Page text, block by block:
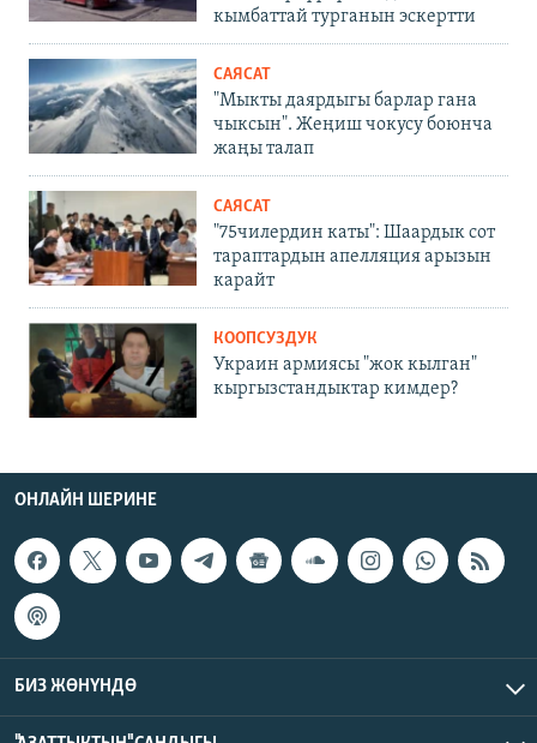
кымбаттай турганын эскертти
САЯСАТ
"Мыкты даярдыгы барлар гана
чыксын". Жеңиш чокусу боюнча
жаңы талап
САЯСАТ
"75чилердин каты": Шаардык сот
тараптардын апелляция арызын
карайт
КООПСУЗДУК
Украин армиясы "жок кылган"
кыргызстандыктар кимдер?
ОНЛАЙН ШЕРИНЕ
БИЗ ЖӨНҮНДӨ